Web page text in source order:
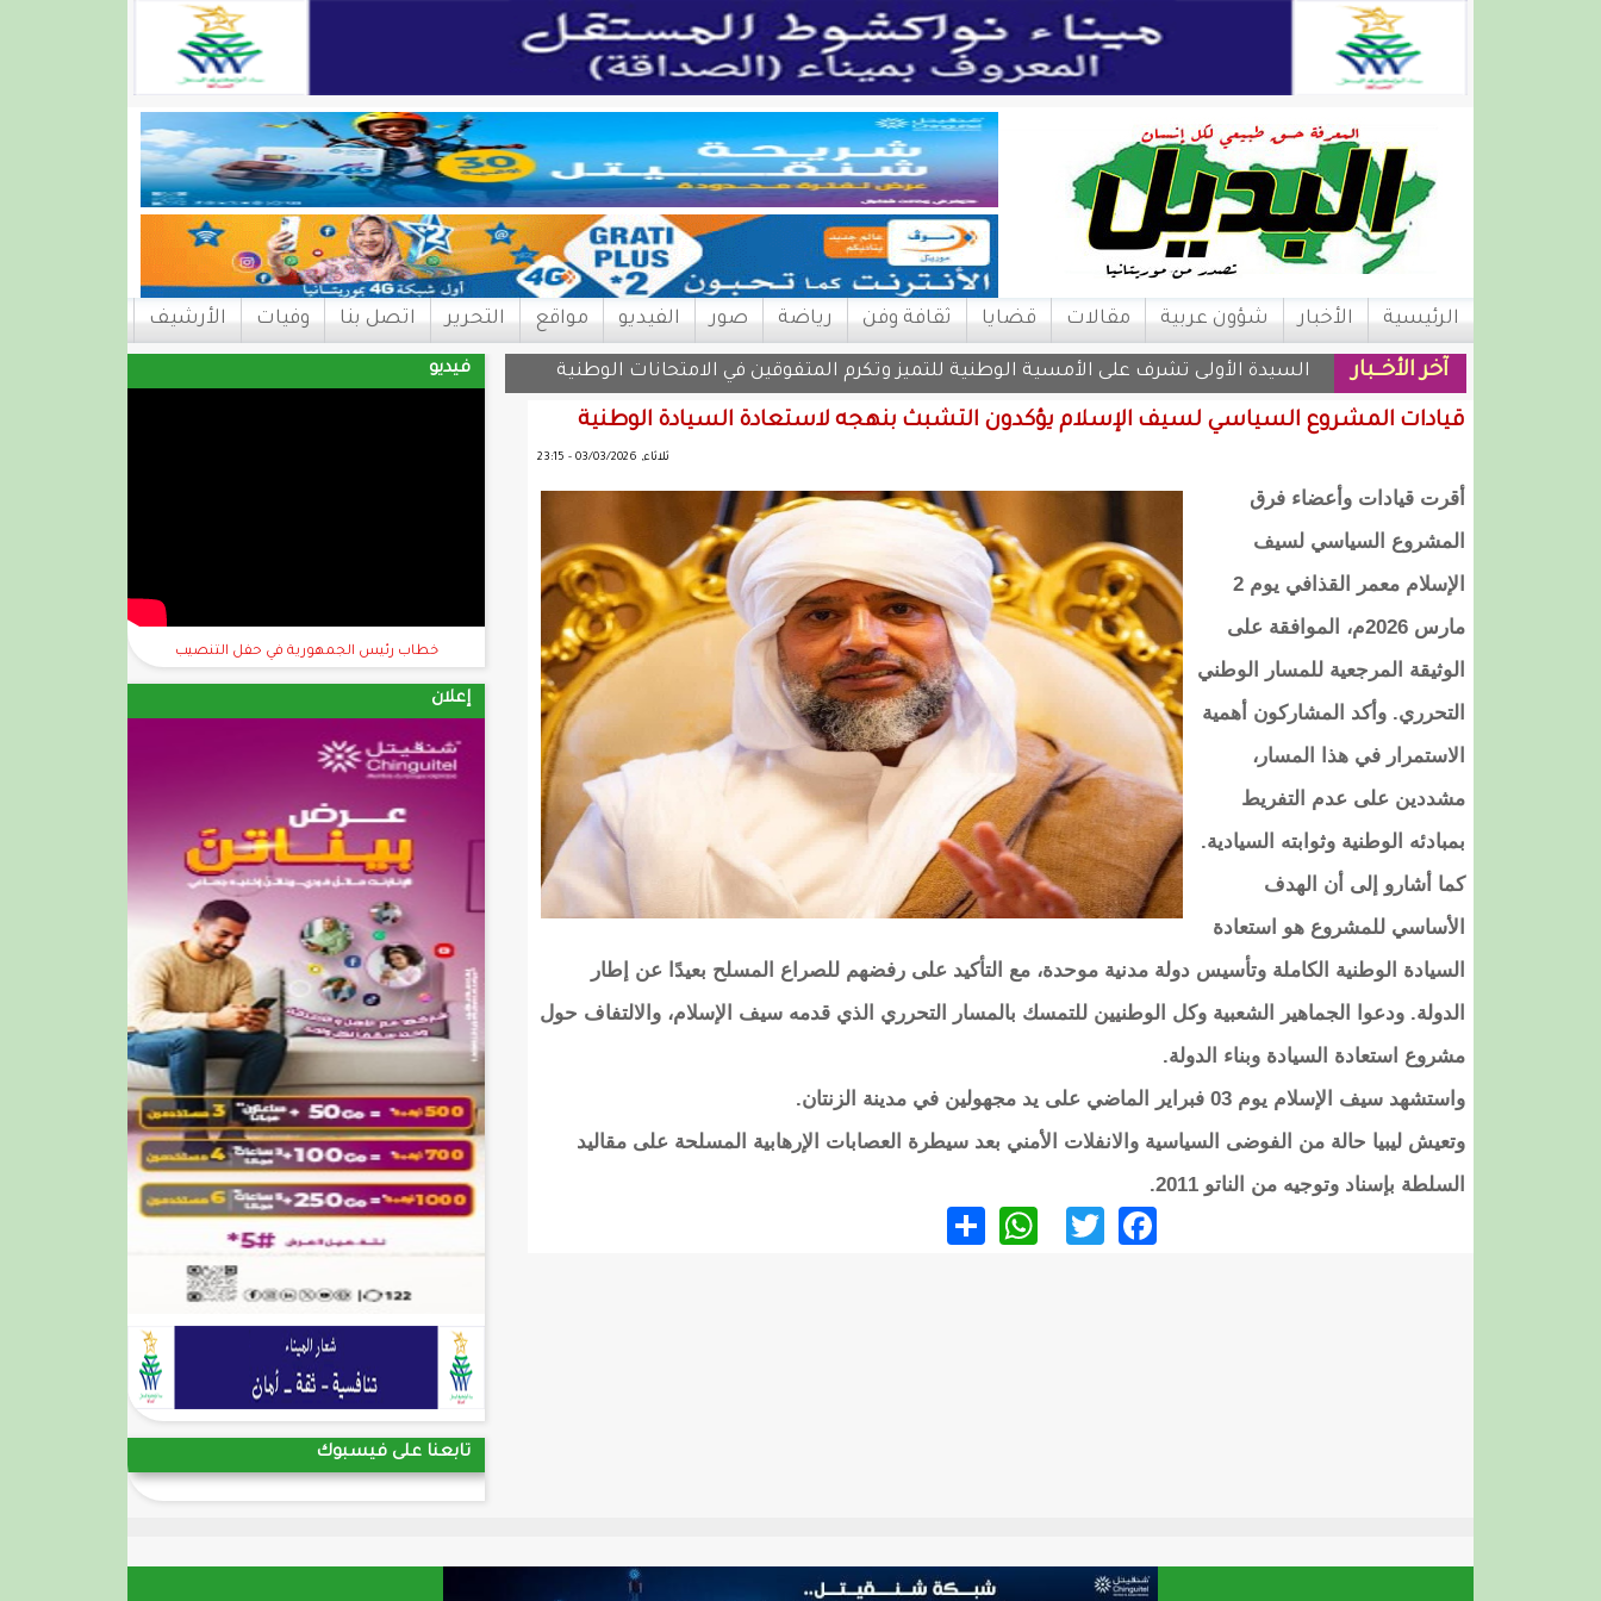
الرئيسية الأخبار شؤون عربية مقالات قضايا ثقافة وفن رياضة صور الفيديو مواقع التحرير اتصل بنا وفيات الأرشيف
فيديو
خطاب رئيس الجمهورية في حفل التنصيب
إعلان
تابعنا على فيسبوك
آخر الأخــبار السيدة الأولى تشرف على الأمسية الوطنية للتميز وتكرم المتفوقين في الامتحانات الوطنية
قيادات المشروع السياسي لسيف الإسلام يؤكدون التشبث بنهجه لاستعادة السيادة الوطنية
ثلاثاء, 03/03/2026 - 23:15
أقرت قيادات وأعضاء فرق
المشروع السياسي لسيف
الإسلام معمر القذافي يوم 2
مارس 2026م، الموافقة على
الوثيقة المرجعية للمسار الوطني
التحرري. وأكد المشاركون أهمية
الاستمرار في هذا المسار،
مشددين على عدم التفريط
بمبادئه الوطنية وثوابته السيادية.
كما أشارو إلى أن الهدف
الأساسي للمشروع هو استعادة
السيادة الوطنية الكاملة وتأسيس دولة مدنية موحدة، مع التأكيد على رفضهم للصراع المسلح بعيدًا عن إطار
الدولة. ودعوا الجماهير الشعبية وكل الوطنيين للتمسك بالمسار التحرري الذي قدمه سيف الإسلام، والالتفاف حول
مشروع استعادة السيادة وبناء الدولة.
واستشهد سيف الإسلام يوم 03 فبراير الماضي على يد مجهولين في مدينة الزنتان.
وتعيش ليبيا حالة من الفوضى السياسية والانفلات الأمني بعد سيطرة العصابات الإرهابية المسلحة على مقاليد
السلطة بإسناد وتوجيه من الناتو 2011.
Facebook
Twitter
WhatsApp